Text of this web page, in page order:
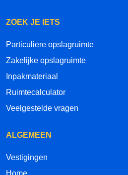
ZOEK JE IETS
Particuliere opslagruimte
Zakelijke opslagruimte
Inpakmateriaal
Ruimtecalculator
Veelgestelde vragen
ALGEMEEN
Vestigingen
Home